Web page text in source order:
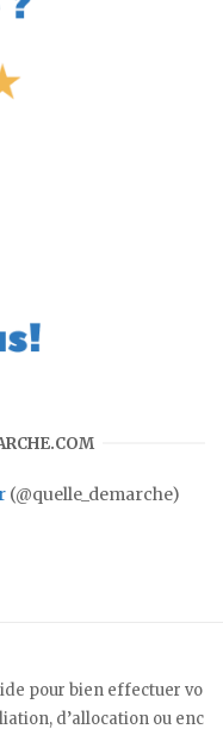
(@quelle_demarche)
pour bien effectuer vo
d’allocation ou enc